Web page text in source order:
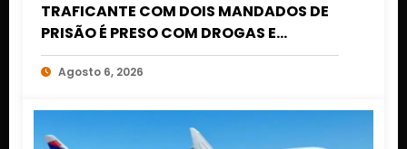
TRAFICANTE COM DOIS MANDADOS DE
PRISÃO É PRESO COM DROGAS E
DINHEIRO NO 1º DE MARÇO EM CUIABÁ
Agosto 6, 2026